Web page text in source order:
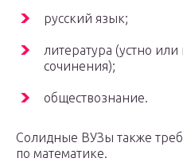
русский язык;
литература (устно
сочинения);
обществознание.
Солидные ВУЗы также
по математике.